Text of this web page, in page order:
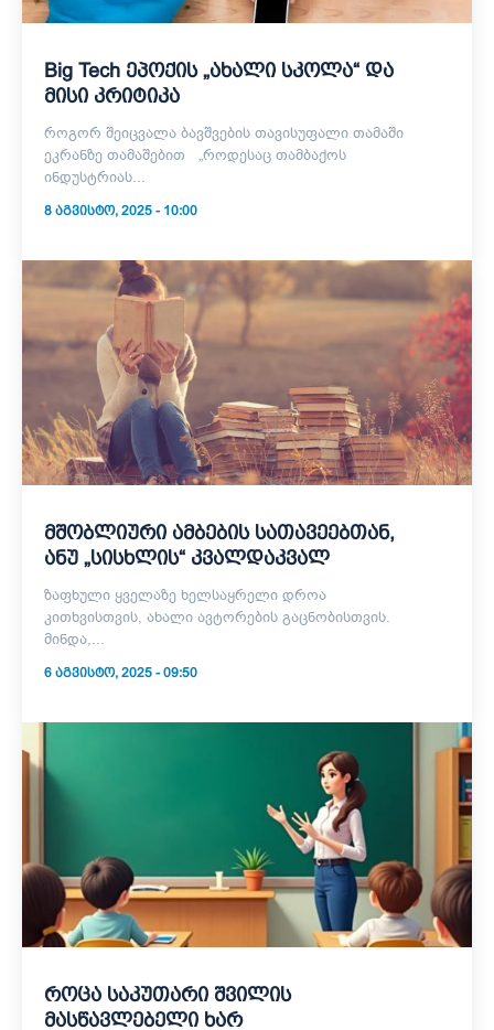
Big Tech ეპოქის „ახალი სკოლა“ და
მისი კრიტიკა
როგორ შეიცვალა ბავშვების თავისუფალი თამაში
ეკრანზე თამაშებით „როდესაც თამბაქოს
ინდუსტრიას...
8 ᲐᲒᲕᲘᲡᲢᲝ, 2025 - 10:00
მშობლიური ამბების სათავეებთან,
ანუ „სისხლის“ კვალდაკვალ
ზაფხული ყველაზე ხელსაყრელი დროა
კითხვისთვის, ახალი ავტორების გაცნობისთვის.
მინდა,...
6 ᲐᲒᲕᲘᲡᲢᲝ, 2025 - 09:50
როცა საკუთარი შვილის
მასწავლებელი ხარ